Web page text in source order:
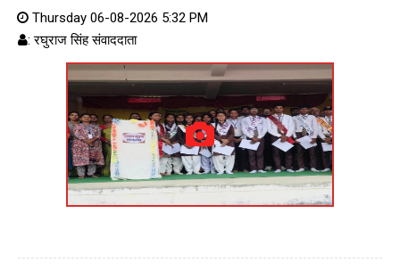
Thursday 06-08-2026 5:32 PM
: रघुराज सिंह संवाददाता